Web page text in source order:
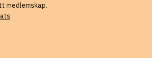
medlemskap.